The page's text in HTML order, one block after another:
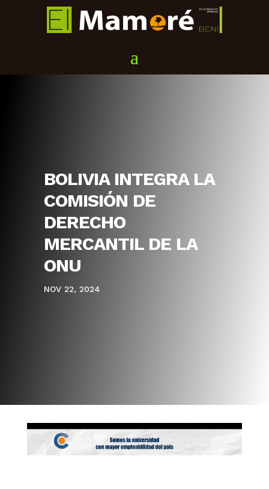
BOLIVIA INTEGRA LA
COMISIÓN DE
DERECHO
MERCANTIL DE LA
ONU
NOV 22, 2024